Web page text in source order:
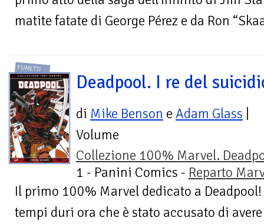
matite fatate di George Pérez e da Ron
FUMETTI
Deadpool. I re del
di Mike Benson e Adam Glass
Volume
Collezione 100% Marvel.
1 - Panini Comics - Reparto
Il primo 100% Marvel dedicato a
tempi duri ora che è stato accusato di